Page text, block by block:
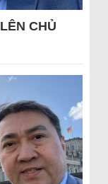
CHỦ